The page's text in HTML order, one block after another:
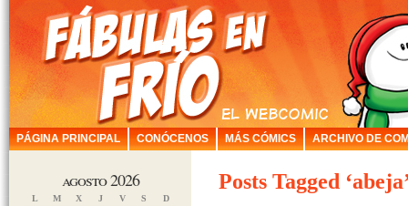
PÁGINA PRINCIPAL CONÓCENOS MÁS CÓMICS ARCHIVO DE
agosto 2026
L M X J V S D
Posts Tagged